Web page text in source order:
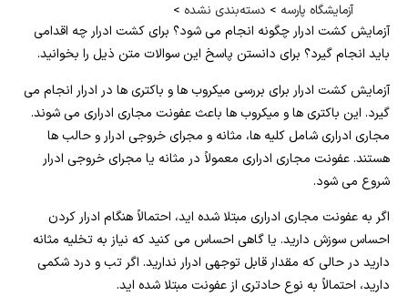
آزمایشگاه پارسه > دسته‌بندی نشده >
آزمایش کشت ادرار چگونه انجام می شود؟ برای کشت ادرار چه اقدامی
باید انجام گیرد؟ برای دانستن پاسخ این سوالات متن ذیل را بخوانید.
آزمایش کشت ادرار برای بررسی میکروب ها و باکتری ها در ادرار انجام می
گیرد. این باکتری ها و میکروب ها باعث عفونت مجاری ادراری می شوند.
مجاری ادراری شامل کلیه ها، مثانه و مجرای خروجی ادرار و حالب ها
هستند. عفونت مجاری ادراری معمولاً در مثانه یا مجرای خروجی ادرار
شروع می شود.
اگر به عفونت مجاری ادراری مبتلا شده اید، احتمالاً هنگام ادرار کردن
احساس سوزش دارید. یا گاهی احساس می کنید که نیاز به تخلیه مثانه
دارید در حالی که مقدار قابل توجهی ادرار ندارید. اگر تب و درد شکمی
دارید، احتمالاً به نوع حادتری از عفونت مبتلا شده اید.